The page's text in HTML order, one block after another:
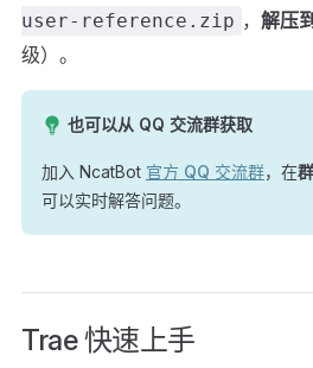
user-reference.zip ， 解压
级）。
也可以从 QQ 交流群获取
加入 NcatBot 官方 QQ 交流群，在
可以实时解答问题。
Trae 快速上手